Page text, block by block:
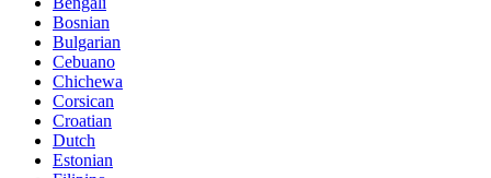
Bosnian
Bulgarian
Cebuano
Chichewa
Corsican
Croatian
Dutch
Estonian